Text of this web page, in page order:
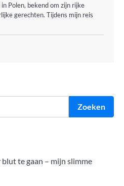
Polen, bekend om zijn rijke
gerechten. Tijdens mijn reis
Zoeken
te gaan – mijn slimme